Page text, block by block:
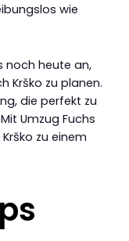
wie
noch heute an,
Krško zu planen.
die perfekt zu
Umzug Fuchs
zu einem